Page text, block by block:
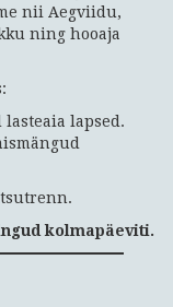
nii Aegviidu,
ning hooaja
lapsed.
kolmapäeviti.